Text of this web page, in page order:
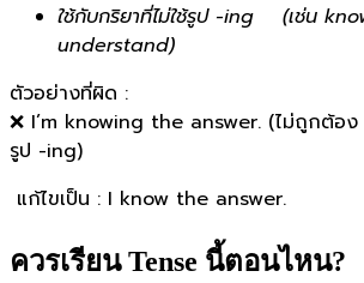
ใช้กับกริยาที่ไม่ใช้รูป -ing (เช่น
understand)
ตัวอย่างที่ผิด :
❌ I’m knowing the answer. (ไม่ถูกต้อง
รูป -ing)
แก้ไขเป็น : I know the answer.
ควรเรียน Tense นี้ตอนไหน?